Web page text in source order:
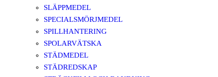
SLÄPPMEDEL
SPECIALSMÖRJMEDEL
SPILLHANTERING
SPOLARVÄTSKA
STÄDMEDEL
STÄDREDSKAP